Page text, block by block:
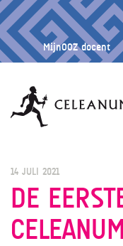
MijnOOZ docent
14 JULI 2021
DE